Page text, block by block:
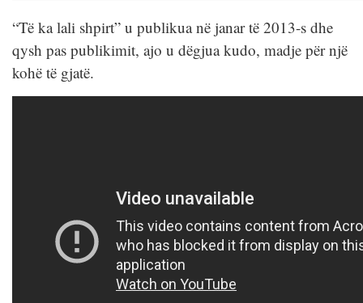
“Të ka lali shpirt” u publikua në janar të 2013-s dhe
qysh pas publikimit, ajo u dëgjua kudo, madje për një
kohë të gjatë.